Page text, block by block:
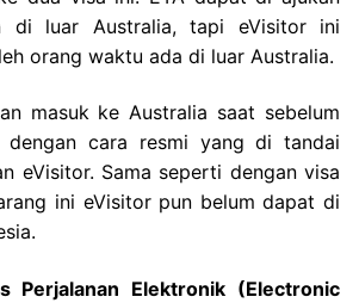
di luar Australia, tapi eVisitor ini
orang waktu ada di luar Australia.
masuk ke Australia saat sebelum
dengan cara resmi yang di tandai
eVisitor. Sama seperti dengan visa
ini eVisitor pun belum dapat di
Perjalanan Elektronik (Electronic